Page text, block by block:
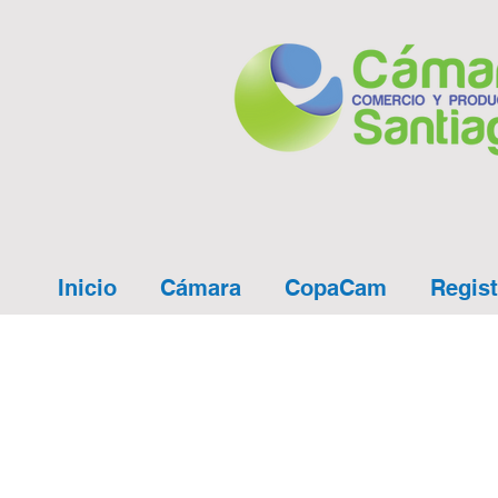
Inicio Cámara CopaCam